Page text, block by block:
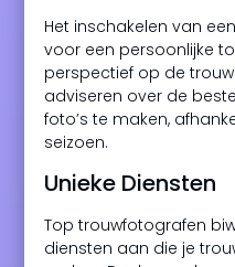
Het inschakelen van
voor een persoonlijke
perspectief op de
adviseren over de
foto’s te maken,
seizoen.
Unieke Diensten
Top trouwfotografen
diensten aan die je